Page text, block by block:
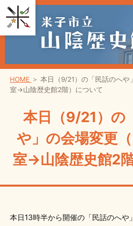
HOME ＞ 本日（9/21）の「民話のへや
室→山陰歴史館2階）について
本日（9/21）の
や」の会場変更
室→山陰歴史館2
本日13時半から開催の「民話のへや